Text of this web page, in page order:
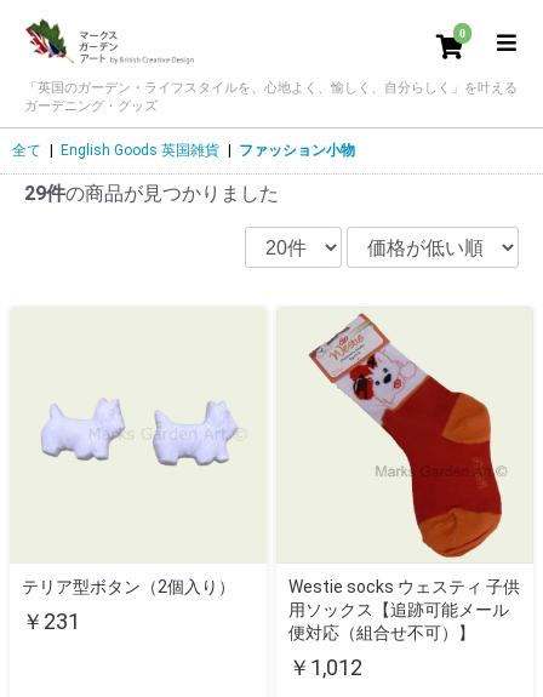
0
「英国のガーデン・ライフスタイルを、心地よく、愉しく、自分らしく」を叶える
ガーデニング・グッズ
全て English Goods 英国雑貨 ファッション小物
29件の商品が見つかりました
テリア型ボタン（2個入り）
￥231
Westie socks ウェスティ 子供
用ソックス【追跡可能メール
便対応（組合せ不可）】
￥1,012